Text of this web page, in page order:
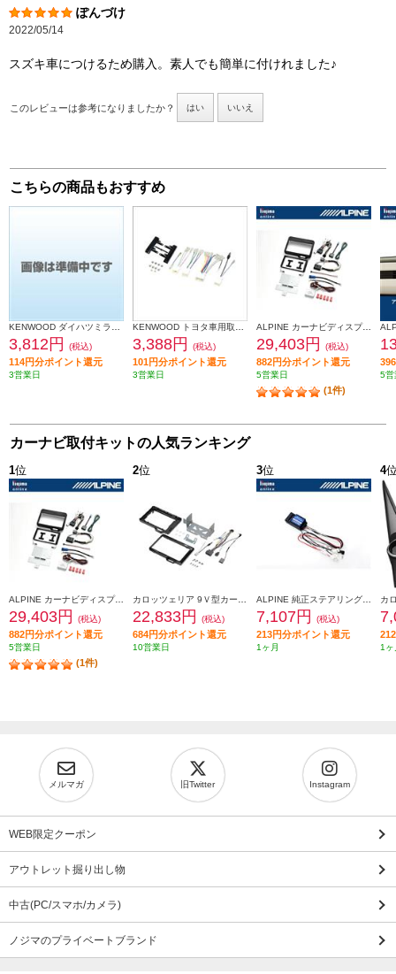
ぽんづけ
2022/05/14
スズキ車につけるため購入。素人でも簡単に付けれました♪
このレビューは参考になりましたか？ はい いいえ
こちらの商品もおすすめ
3,812円 (税込)
114円分ポイント還元
3営業日
3,388円 (税込)
101円分ポイント還元
3営業日
ALPINE カーナビディスプレイオーディオ取付けキット N-BOX(JF5/6系)専用 KTX-XF11-NB-56-NR
29,403円 (税込)
882円分ポイント還元
5営業日
(1件)
5営
カーナビ取付キットの人気ランキング
1位
ALPINE カーナビディスプレイオーディオ取付けキット N-BOX(JF5/6系)専用 KTX-XF11-NB-56-NR
29,403円 (税込)
882円分ポイント還元
5営業日
(1件)
2位
22,833円 (税込)
684円分ポイント還元
10営業日
3位
7,107円 (税込)
213円分ポイント還元
1ヶ月
4
1ヶ
メルマガ 旧Twitter Instagram
WEB限定クーポン
アウトレット掘り出し物
中古(PC/スマホ/カメラ)
ノジマのプライベートブランド